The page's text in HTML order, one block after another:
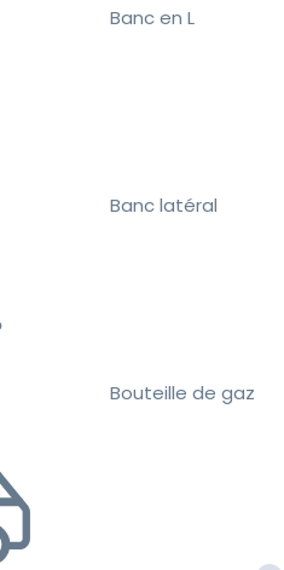
Banc en L
Banc latéral
Bouteille de gaz